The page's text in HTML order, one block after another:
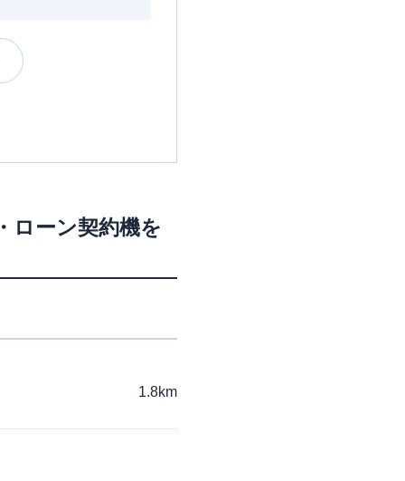
ローン契約機を
1.8km